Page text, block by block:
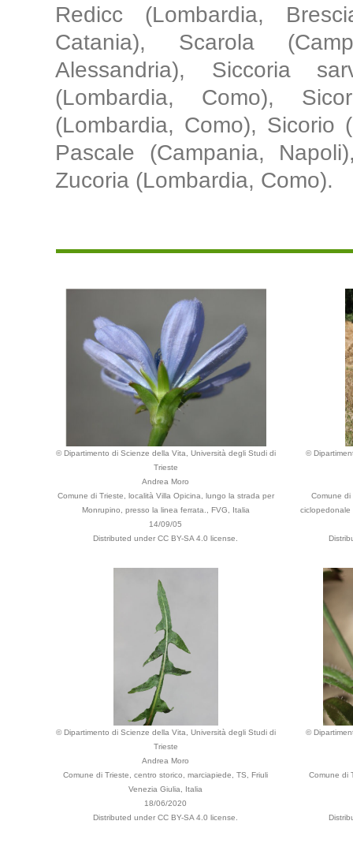
Redicc (Lombardia,
Catania), Scarola
Alessandria), Siccoria
(Lombardia, Como),
(Lombardia, Como), Sicorio
Pascale (Campania,
Zucoria (Lombardia, Como).
© Dipartimento di Scienze della Vita, Università degli Studi di
Trieste
Andrea Moro
Comune di Trieste, località Villa Opicina, lungo la strada per
Monrupino, presso la linea ferrata., FVG, Italia
14/09/05
Distributed under CC BY-SA 4.0 license.
©
Comune
ciclopedonale
© Dipartimento di Scienze della Vita, Università degli Studi di
Trieste
Andrea Moro
Comune di Trieste, centro storico, marciapiede, TS, Friuli
Venezia Giulia, Italia
18/06/2020
Distributed under CC BY-SA 4.0 license.
©
Comune di